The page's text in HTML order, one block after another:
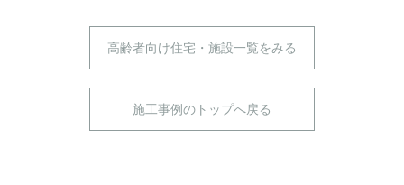
高齢者向け住宅・施設一覧をみる
施工事例のトップへ戻る